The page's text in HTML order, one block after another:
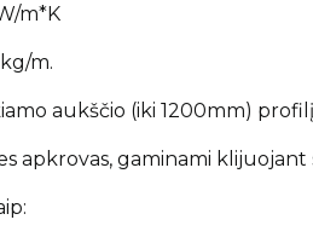
m*K
m.
aukščio (iki 1200mm)
apkrovas, gaminami klijuojant